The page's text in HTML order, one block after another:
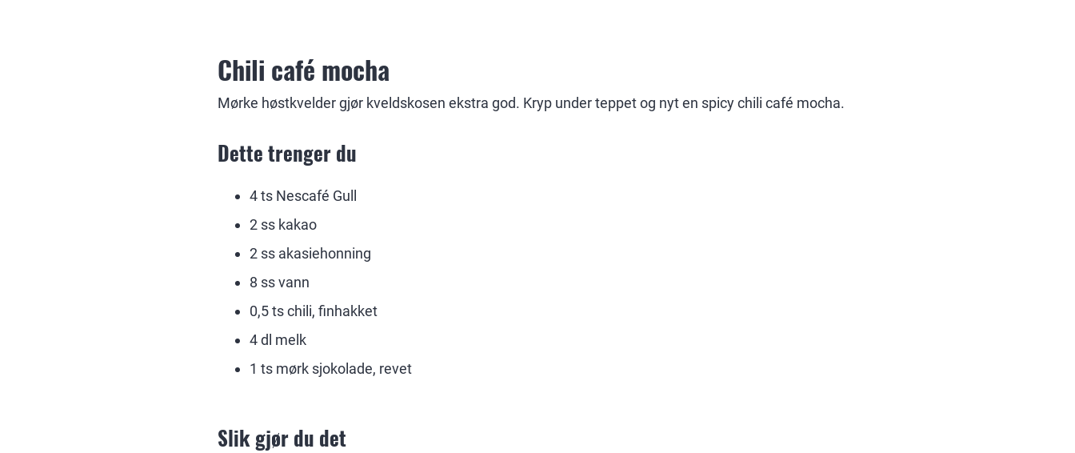
Chili café mocha
Mørke høstkvelder gjør kveldskosen ekstra god. Kryp under teppet og nyt en spicy chili café mocha.
Dette trenger du
4 ts Nescafé Gull
2 ss kakao
2 ss akasiehonning
8 ss vann
0,5 ts chili, finhakket
4 dl melk
1 ts mørk sjokolade, revet
Slik gjør du det